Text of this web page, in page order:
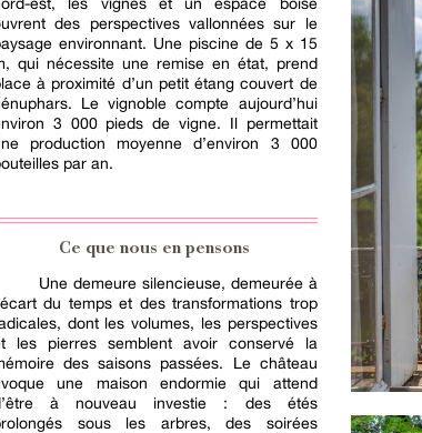
des perspectives vallonnées sur le
environnant. Une piscine de 5 x 15
qui nécessite une remise en état, prend
à proximité d’un petit étang couvert de
Le vignoble compte aujourd’hui
3 000 pieds de vigne. Il permettait
production moyenne d’environ 3 000
par an.
Ce que nous en pensons
Une demeure silencieuse, demeurée à
du temps et des transformations trop
dont les volumes, les perspectives
les pierres semblent avoir conservé la
des saisons passées. Le château
une maison endormie qui attend
à nouveau investie : des étés
sous les arbres, des soirées